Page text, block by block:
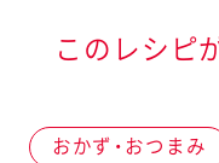
このレシピ
おかず・おつまみ